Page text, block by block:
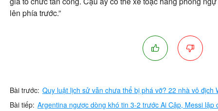
lên phía trước.”
Bài trước:
Bài tiếp: